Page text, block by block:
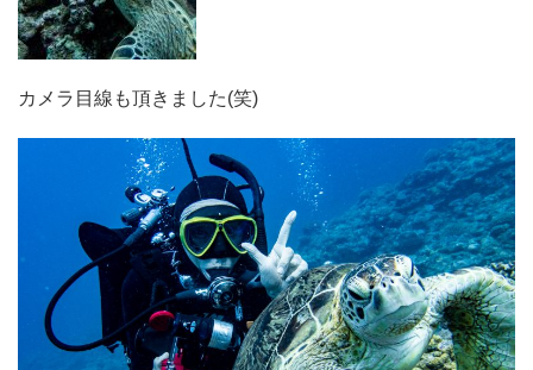
カメラ目線も頂きました(笑)